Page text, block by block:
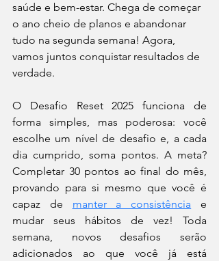
saúde e bem-estar. Chega de começar
o ano cheio de planos e abandonar
tudo na segunda semana! Agora,
vamos juntos conquistar resultados de
verdade.
O Desafio Reset 2025 funciona de
forma simples, mas poderosa: você
escolhe um nível de desafio e, a cada
dia cumprido, soma pontos. A meta?
Completar 30 pontos ao final do mês,
provando para si mesmo que você é
capaz de manter a consistência e
mudar seus hábitos de vez! Toda
semana, novos desafios serão
adicionados ao que você já está